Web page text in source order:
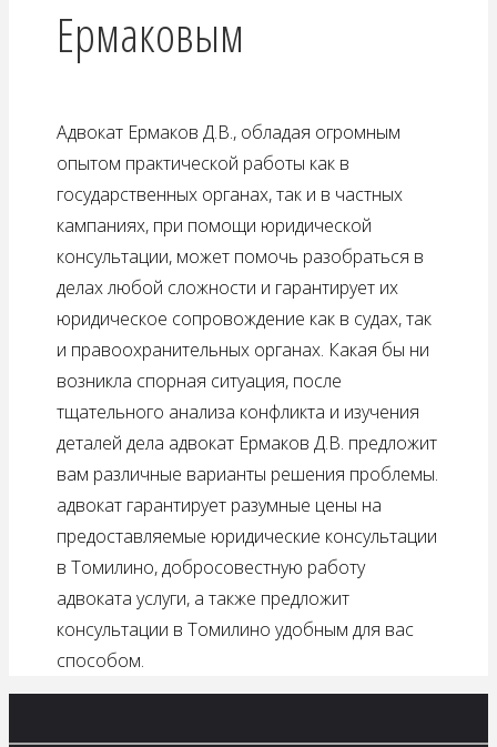
Ермаковым
Адвокат Ермаков Д.В., обладая огромным
опытом практической работы как в
государственных органах, так и в частных
кампаниях, при помощи юридической
консультации, может помочь разобраться в
делах любой сложности и гарантирует их
юридическое сопровождение как в судах, так
и правоохранительных органах. Какая бы ни
возникла спорная ситуация, после
тщательного анализа конфликта и изучения
деталей дела адвокат Ермаков Д.В. предложит
вам различные варианты решения проблемы.
адвокат гарантирует разумные цены на
предоставляемые юридические консультации
в Томилино, добросовестную работу
адвоката услуги, а также предложит
консультации в Томилино удобным для вас
способом.